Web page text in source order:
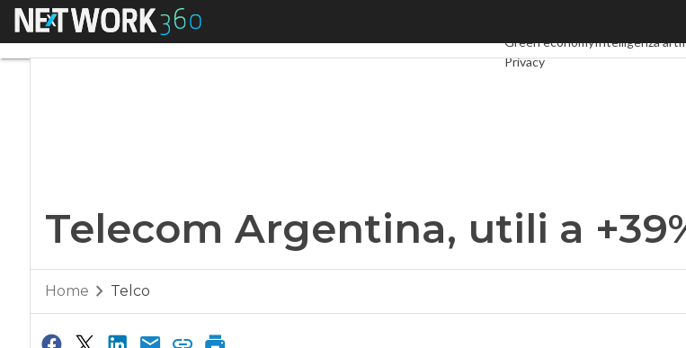
Menu
Green economyIntelligenza
Privacy
Telecom Argentina, utili a
Home Telco